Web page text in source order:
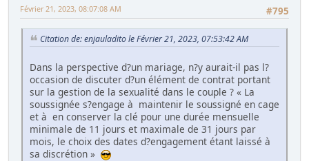
#795
Février 21, 2023, 08:07:08 AM
Citation de: enjauladito le Février 21, 2023, 07:53:42 AM
Dans la perspective d?un mariage, n?y aurait-il pas l?
occasion de discuter d?un élément de contrat portant
sur la gestion de la sexualité dans le couple ? « La
soussignée s?engage à maintenir le soussigné en cage
et à en conserver la clé pour une durée mensuelle
minimale de 11 jours et maximale de 31 jours par
mois, le choix des dates d?engagement étant laissé à
sa discrétion »